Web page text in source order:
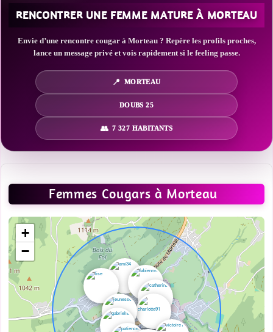
RENCONTRER UNE FEMME MATURE À MORTEAU
Envie d’une rencontre cougar à Morteau ? Repère les profils proches,
lance un message privé et vois rapidement si le feeling passe.
MORTEAU
DOUBS 25
7 327 HABITANTS
Femmes Cougars à Morteau
+
−